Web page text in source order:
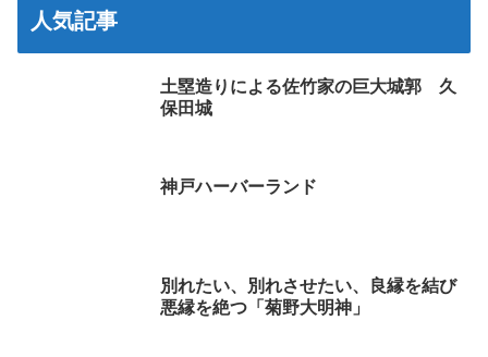
人気記事
土塁造りによる佐竹家の巨大城郭 久
保田城
神戸ハーバーランド
別れたい、別れさせたい、良縁を結び
悪縁を絶つ「菊野大明神」